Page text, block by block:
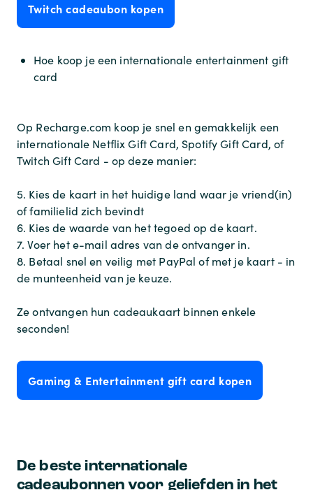
Twitch cadeaubon kopen
Hoe koop je een internationale entertainment gift
card
Op Recharge.com koop je snel en gemakkelijk een
internationale Netflix Gift Card, Spotify Gift Card, of
Twitch Gift Card - op deze manier:
5. Kies de kaart in het huidige land waar je vriend(in)
of familielid zich bevindt
6. Kies de waarde van het tegoed op de kaart.
7. Voer het e-mail adres van de ontvanger in.
8. Betaal snel en veilig met PayPal of met je kaart - in
de munteenheid van je keuze.
Ze ontvangen hun cadeaukaart binnen enkele
seconden!
Gaming & Entertainment gift card kopen
De beste internationale
cadeaubonnen voor geliefden in het